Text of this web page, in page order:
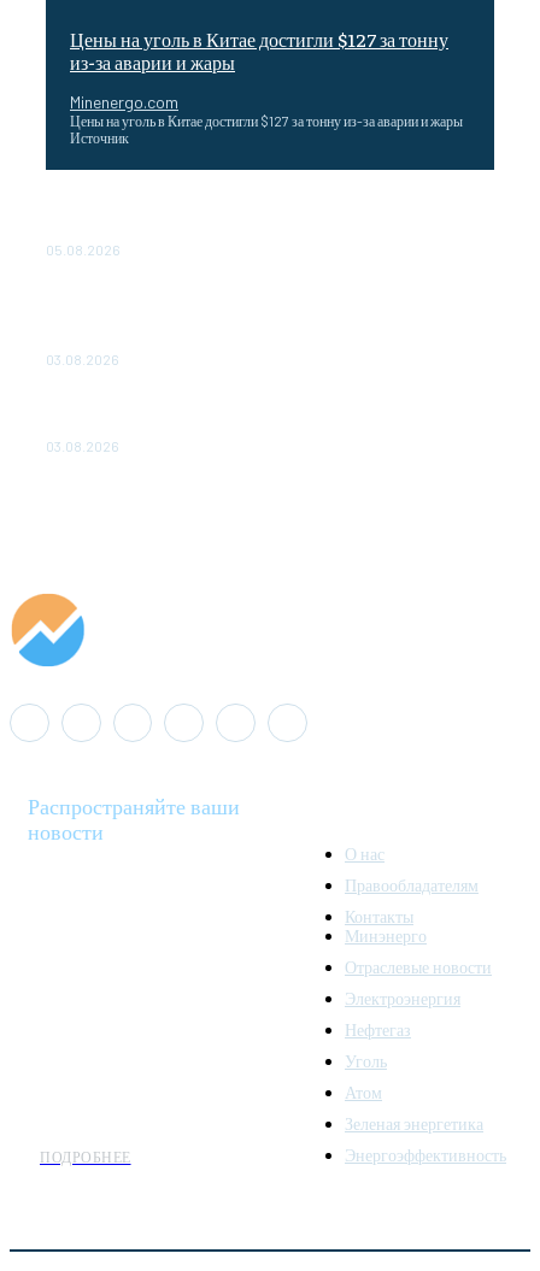
Цены на уголь в Китае достигли $127 за тонну
из-за аварии и жары
Minenergo.com
Цены на уголь в Китае достигли $127 за тонну из-за аварии и жары
Источник
05.08.2026
03.08.2026
03.08.2026
Распространяйте ваши
новости
ПОДРОБНЕЕ
О нас
Правообладателям
Контакты
Минэнерго
Отраслевые новости
Электроэнергия
Нефтегаз
Уголь
Атом
Зеленая энергетика
Энергоэффективность